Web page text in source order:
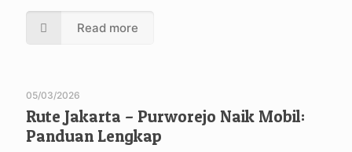
Read more
05/03/2026
Rute Jakarta – Purworejo Naik Mobil:
Panduan Lengkap